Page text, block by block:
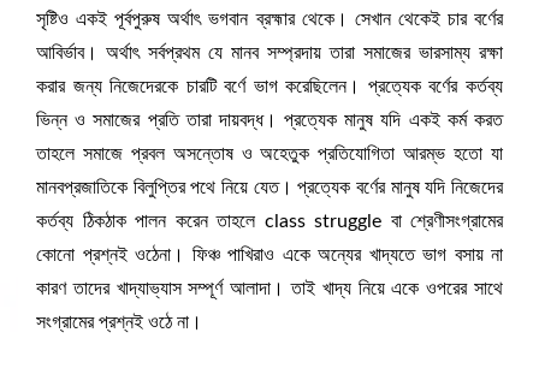
সৃষ্টিও একই পূর্বপুরুষ অর্থাৎ ভগবান ব্রহ্মার থেকে। সেখান থেকেই চার বর্ণের
আবির্ভাব। অর্থাৎ সর্বপ্রথম যে মানব সম্প্রদায় তারা সমাজের ভারসাম্য রক্ষা
করার জন্য নিজেদেরকে চারটি বর্ণে ভাগ করেছিলেন। প্রত্যেক বর্ণের কর্তব্য
ভিন্ন ও সমাজের প্রতি তারা দায়বদ্ধ। প্রত্যেক মানুষ যদি একই কর্ম করত
তাহলে সমাজে প্রবল অসন্তোষ ও অহেতুক প্রতিযোগিতা আরম্ভ হতো যা
মানবপ্রজাতিকে বিলুপ্তির পথে নিয়ে যেত। প্রত্যেক বর্ণের মানুষ যদি নিজেদের
কর্তব্য ঠিকঠাক পালন করেন তাহলে class struggle বা শ্রেণীসংগ্রামের
কোনো প্রশ্নই ওঠেনা। ফিঞ্চ পাখিরাও একে অন্যের খাদ্যতে ভাগ বসায় না
কারণ তাদের খাদ্যাভ্যাস সম্পূর্ণ আলাদা। তাই খাদ্য নিয়ে একে ওপরের সাথে
সংগ্রামের প্রশ্নই ওঠে না।